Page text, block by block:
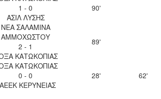
1 - 0
ΑΣΙΛ ΛΥΣΗΣ
90'
ΝΕΑ ΣΑΛΑΜΙΝΑ
ΑΜΜΟΧΩΣΤΟΥ
2 - 1
ΚΑΤΩΚΟΠΙΑΣ
89'
ΚΑΤΩΚΟΠΙΑΣ
0 - 0
ΚΕΡΥΝΕΙΑΣ
28' 62'